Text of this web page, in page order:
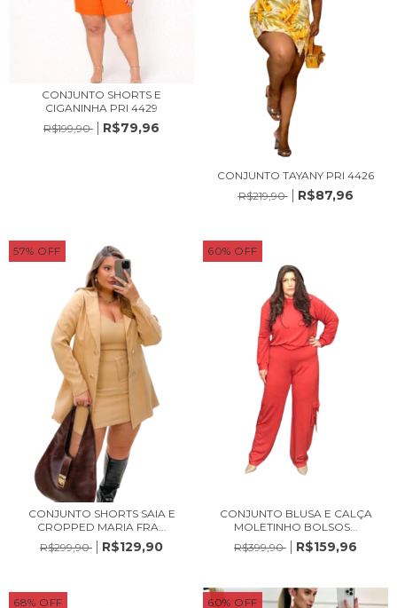
CONJUNTO SHORTS E
CIGANINHA PRI 4429
R$199,90
R$79,96
CONJUNTO TAYANY PRI 4426
R$219,90
R$87,96
57% OFF
CONJUNTO SHORTS SAIA E
CROPPED MARIA FRA...
R$299,90
R$129,90
60% OFF
CONJUNTO BLUSA E CALÇA
MOLETINHO BOLSOS...
R$399,90
R$159,96
68% OFF 60% OFF